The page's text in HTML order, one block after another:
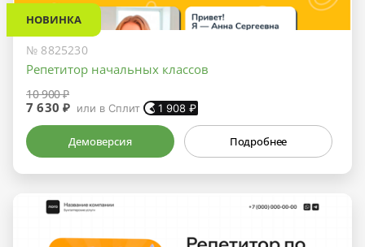
НОВИНКА
№ 8825230
Репетитор начальных классов
10 900 ₽
7 630 ₽ или в Сплит 1 908 ₽
Демоверсия Подробнее